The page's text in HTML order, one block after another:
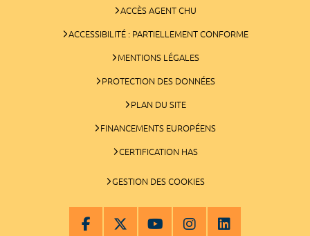
ACCÈS AGENT CHU
ACCESSIBILITÉ : PARTIELLEMENT CONFORME
MENTIONS LÉGALES
PROTECTION DES DONNÉES
PLAN DU SITE
FINANCEMENTS EUROPÉENS
CERTIFICATION HAS
GESTION DES COOKIES